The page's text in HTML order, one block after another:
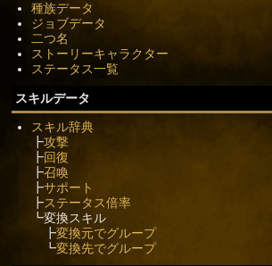
種族データ
ジョブデータ
二つ名
ストーリーキャラクター
ステータス一覧
スキルデータ
スキル辞典
┣攻撃
┣回復
┣召喚
┣サポート
┣ステータス倍率
┗変換スキル
┣変換元でグループ
┗変換先でグループ